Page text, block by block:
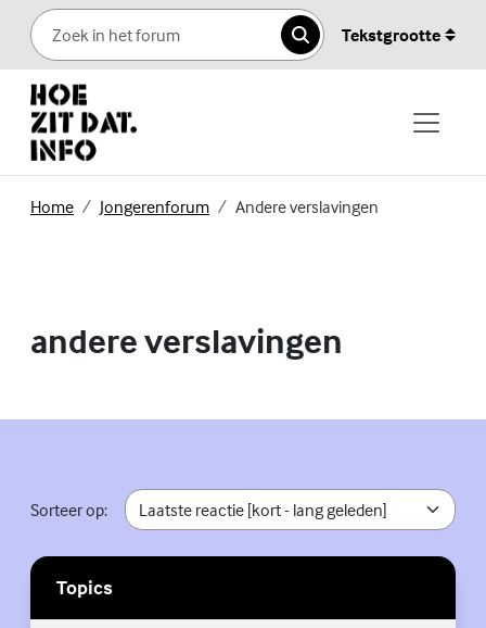
Skip to content
Zoeken
Tekstgrootte
Home(Externe link)
Jongerenforum(Externe link)
Andere verslavingen
andere verslavingen
Sorteer op:
Topics